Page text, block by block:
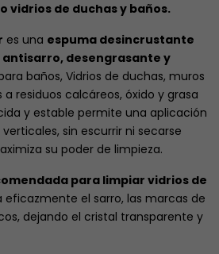
vidrios de duchas y baños.
es una espuma desincrustante
antisarro, desengrasante y
baños, Vidrios de duchas, muros
residuos calcáreos, óxido y grasa
y estable permite una aplicación
sin escurrir ni secarse
su poder de limpieza.
para limpiar vidrios de
eficazmente el sarro, las marcas de
dejando el cristal transparente y